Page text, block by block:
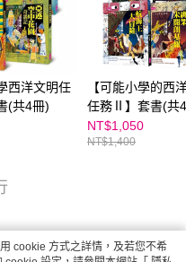
西洋文明任
(共4冊)
【可能小學的西
任務Ⅱ】套書(共
NT$1,050
NT$1,400
cookie 方式之詳情，及若您不希